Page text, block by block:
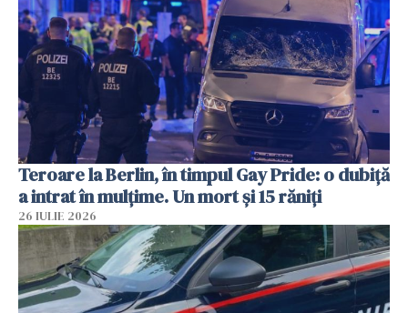
Teroare la Berlin, în timpul Gay Pride: o dubiță
a intrat în mulțime. Un mort și 15 răniți
26 IULIE 2026